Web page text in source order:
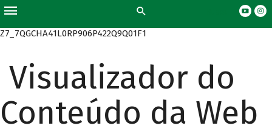
Z7_7QGCHA41L0RP906P422Q9Q01F1
Visualizador do
Conteúdo da Web